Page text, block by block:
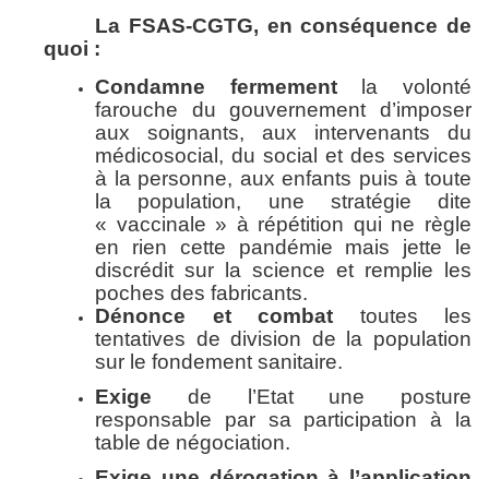
La FSAS-CGTG, en conséquence de
quoi :
Condamne fermement la volonté
farouche du gouvernement d’imposer
aux soignants, aux intervenants du
médicosocial, du social et des services
à la personne, aux enfants puis à toute
la population, une stratégie dite
« vaccinale » à répétition qui ne règle
en rien cette pandémie mais jette le
discrédit sur la science et remplie les
poches des fabricants.
Dénonce et combat toutes les
tentatives de division de la population
sur le fondement sanitaire.
Exige de l’Etat une posture
responsable par sa participation à la
table de négociation.